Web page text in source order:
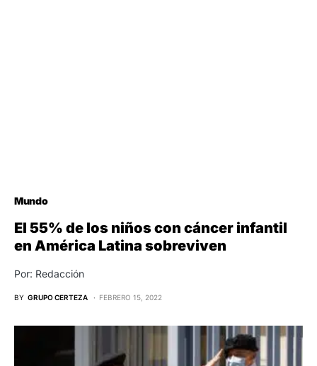
Mundo
El 55% de los niños con cáncer infantil
en América Latina sobreviven
Por: Redacción
BY GRUPO CERTEZA FEBRERO 15, 2022